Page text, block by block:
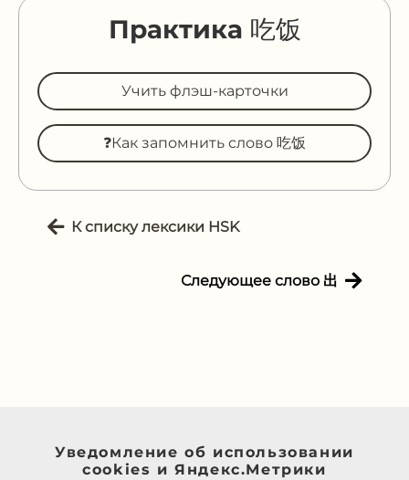
Практика 吃饭
Учить флэш-карточки
❓Как запомнить слово 吃饭
К списку лексики HSK
Следующее слово 出
Уведомление об использовании
cookies и Яндекс.Метрики